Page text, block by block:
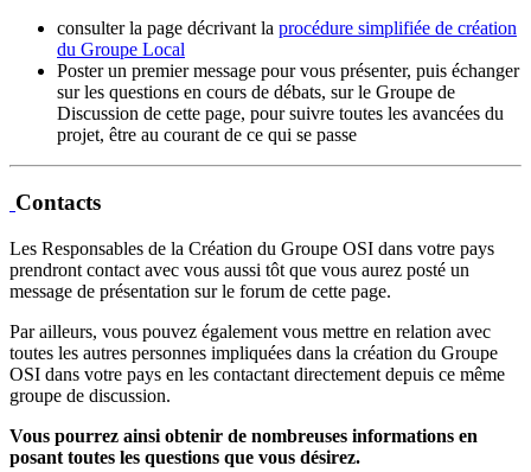
consulter la page décrivant la procédure simplifiée de création
du Groupe Local
Poster un premier message pour vous présenter, puis échanger
sur les questions en cours de débats, sur le Groupe de
Discussion de cette page, pour suivre toutes les avancées du
projet, être au courant de ce qui se passe
Contacts
Les Responsables de la Création du Groupe OSI dans votre pays
prendront contact avec vous aussi tôt que vous aurez posté un
message de présentation sur le forum de cette page.
Par ailleurs, vous pouvez également vous mettre en relation avec
toutes les autres personnes impliquées dans la création du Groupe
OSI dans votre pays en les contactant directement depuis ce même
groupe de discussion.
Vous pourrez ainsi obtenir de nombreuses informations en
posant toutes les questions que vous désirez.